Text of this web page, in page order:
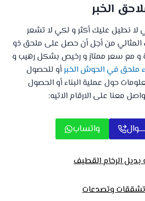
الخبر
لا نطيل عليك أكثر و لكي لا تشعر
المثالي من أجل أن حصل على ملحق ذو
و مع سعر ممتاز و رخيص بشكل رهيب و
ملحق في الحوش الخبرأو للحصول
حول عملية البناء أو الحصول
معنا على الارقام الاتيه:
واتساب
بديل الرخام القطيف
تشققات وتصدعات